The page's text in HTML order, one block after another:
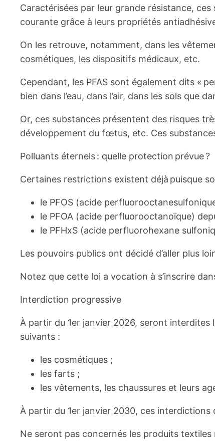
Caractérisées par leur grande résistance,
courante grâce à leurs propriétés
On les retrouve, notamment, dans les
cosmétiques, les dispositifs médicaux, etc.
Cependant, les PFAS sont également dits «
bien dans l’eau, dans l’air, dans les sols que
Or, ces substances présentent des risques
développement du fœtus, etc. Ces
Polluants éternels : quelle protection prévue ?
Certaines restrictions existent déjà puisque
le PFOS (acide
le PFOA (acide perfluorooctanoïque)
le PFHxS (acide perfluorohexane
Les pouvoirs publics ont décidé d’aller plus
Notez que cette loi a vocation à s’inscrire
Interdiction progressive
À partir du 1er janvier 2026, seront interdites
suivants :
les cosmétiques ;
les farts ;
les vêtements, les chaussures et leurs
À partir du 1er janvier 2030, ces
Ne seront pas concernés les produits textiles